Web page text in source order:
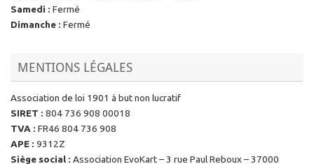
Samedi : Fermé
Dimanche : Fermé
MENTIONS LÉGALES
Association de loi 1901 à but non lucratif
SIRET : 804 736 908 00018
TVA : FR46 804 736 908
APE : 9312Z
Siège social : Association EvoKart – 3 rue Paul Reboux – 37000